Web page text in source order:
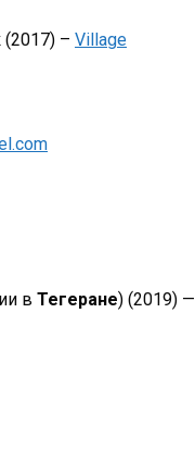
(2017) – Village
в Тегеране) (2019) —